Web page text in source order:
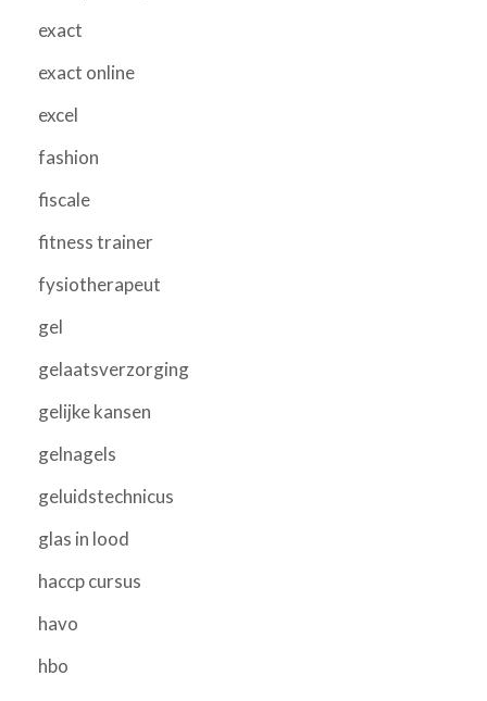
exact
exact online
excel
fashion
fiscale
fitness trainer
fysiotherapeut
gel
gelaatsverzorging
gelijke kansen
gelnagels
geluidstechnicus
glas in lood
haccp cursus
havo
hbo